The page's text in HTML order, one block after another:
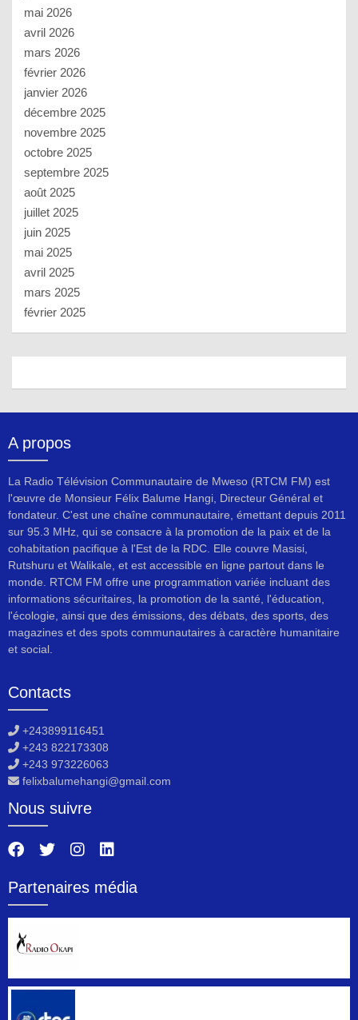
mai 2026
avril 2026
mars 2026
février 2026
janvier 2026
décembre 2025
novembre 2025
octobre 2025
septembre 2025
août 2025
juillet 2025
juin 2025
mai 2025
avril 2025
mars 2025
février 2025
A propos
La Radio Télévision Communautaire de Mweso (RTCM FM) est
l'œuvre de Monsieur Félix Balume Hangi, Directeur Général et
fondateur. C'est une chaîne communautaire, émettant depuis 2011
sur 95.3 MHz, qui se consacre à la promotion de la paix et de la
cohabitation pacifique à l'Est de la RDC. Elle couvre Masisi,
Rutshuru et Walikale, et est accessible en ligne partout dans le
monde. RTCM FM offre une programmation variée incluant des
informations sécuritaires, la promotion de la santé, l'éducation,
l'écologie, ainsi que des émissions, des débats, des sports, des
magazines et des spots communautaires à caractère humanitaire
et social.
Contacts
+243899116451
+243 822173308
+243 973226063
felixbalumehangi@gmail.com
Nous suivre
Partenaires média